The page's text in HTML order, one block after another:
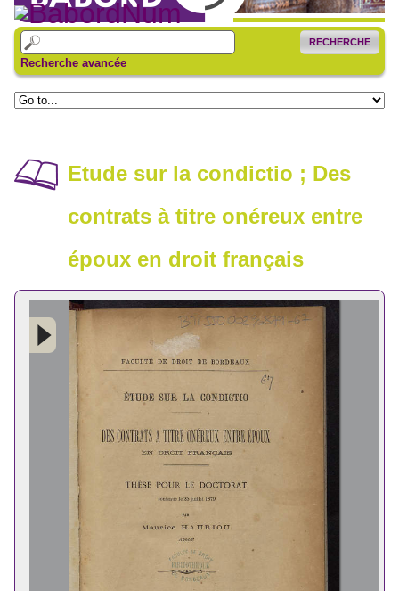
RECHERCHE
Recherche avancée
Etude sur la condictio ; Des
contrats à titre onéreux entre
époux en droit français